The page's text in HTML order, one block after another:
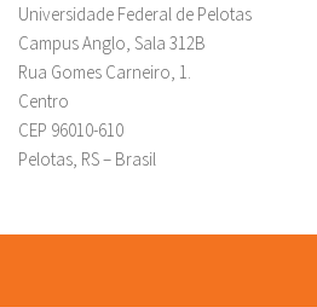
Universidade Federal de Pelotas
Campus Anglo, Sala 312B
Rua Gomes Carneiro, 1.
Centro
CEP 96010-610
Pelotas, RS – Brasil